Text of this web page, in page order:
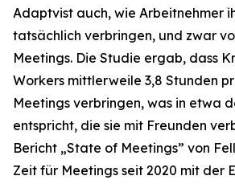
Adaptvist auch, wie Arbeitnehmer
tatsächlich verbringen, und zwar
Meetings. Die Studie ergab, dass
Workers mittlerweile 3,8 Stunden
Meetings verbringen, was in etwa
entspricht, die sie mit Freunden
Bericht „State of Meetings” von
Zeit für Meetings seit 2020 mit der